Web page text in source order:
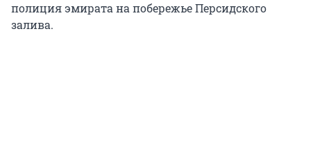
полиция эмирата на побережье Персидского
залива.